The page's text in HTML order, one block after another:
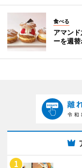
食べる
アマン
ーを週